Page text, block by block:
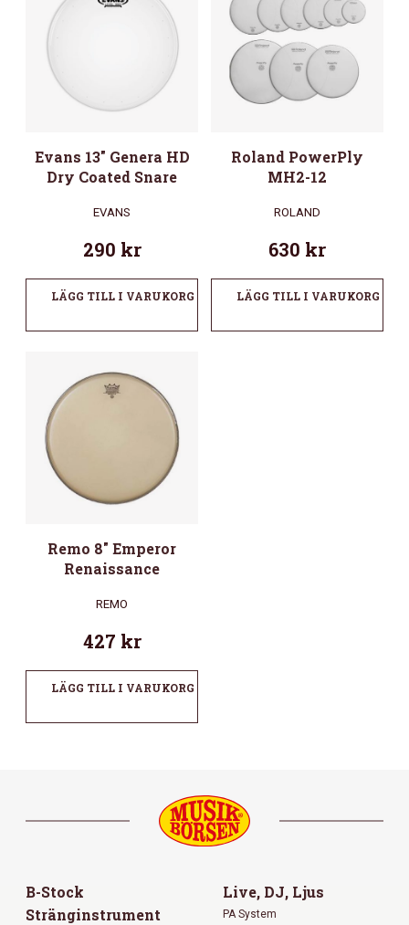
Evans 13″ Genera HD
Dry Coated Snare
EVANS
290 kr
LÄGG TILL I VARUKORG
Roland PowerPly
MH2-12
ROLAND
630 kr
LÄGG TILL I VARUKORG
Remo 8″ Emperor
Renaissance
REMO
427 kr
LÄGG TILL I VARUKORG
B-Stock
Stränginstrument
Live, DJ, Ljus
PA System